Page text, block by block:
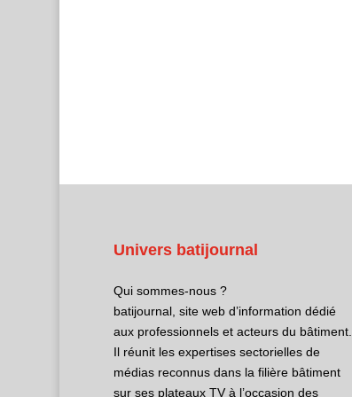
Univers batijournal
Qui sommes-nous ?
batijournal, site web d’information dédié
aux professionnels et acteurs du bâtiment.
Il réunit les expertises sectorielles de
médias reconnus dans la filière bâtiment
sur ses plateaux TV à l’occasion des